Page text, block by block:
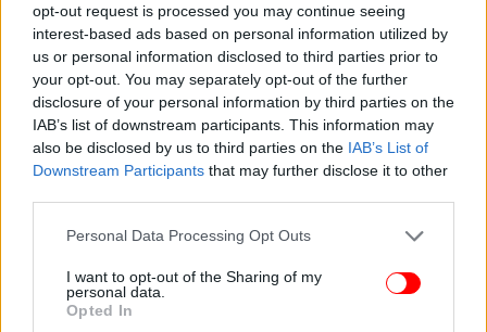
opt-out request is processed you may continue seeing
interest-based ads based on personal information utilized by
us or personal information disclosed to third parties prior to
your opt-out. You may separately opt-out of the further
disclosure of your personal information by third parties on the
IAB’s list of downstream participants. This information may
also be disclosed by us to third parties on the IAB’s List of
Downstream Participants that may further disclose it to other
Please note that this website/app uses one or more Google
not limited to your visit or usage behaviour. You may click to
grant or deny consent to Google and its third-party tags to
use your data for below specified purposes in below Google
Personal Data Processing Opt Outs
I want to opt-out of the Sharing of my
personal data.
Opted In
Την Πέμπτη αναμένεται επίσης αρκετή συννεφιά,
ωστόσο οι βροχές θα είναι ελάχιστες, ενώ θα